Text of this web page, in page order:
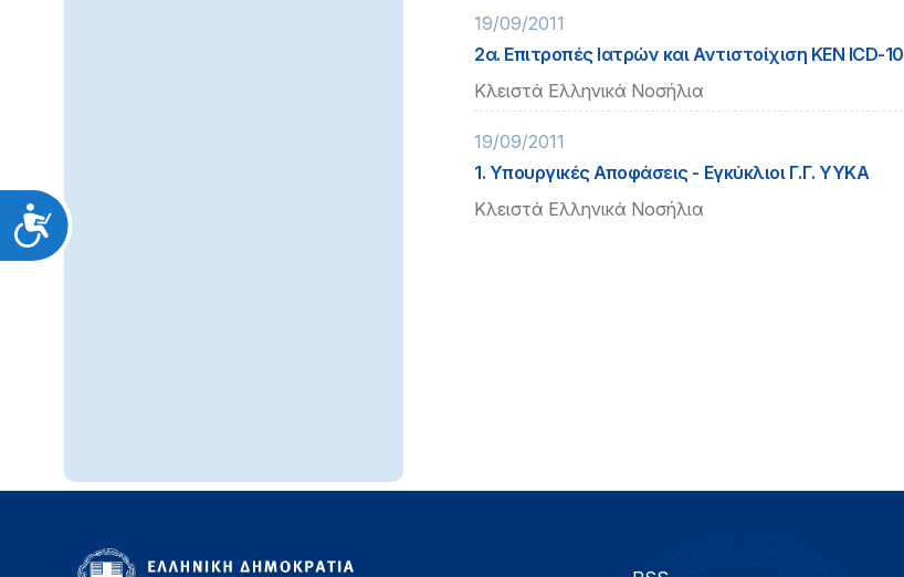
Προσιτότητα
19/09/2011
2α. Επιτροπές Ιατρών και Αντιστοίχιση ΚΕΝ ICD-10
Κλειστά Ελληνικά Νοσήλια
19/09/2011
1. Υπουργικές Αποφάσεις - Εγκύκλιοι Γ.Γ. ΥΥΚΑ
Κλειστά Ελληνικά Νοσήλια